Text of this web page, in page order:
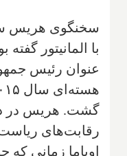
سخنگوی هریس
با المانیتور
عنوان رئیس
گشت. هریس در
رقابت‌های
اوباما زمانی که